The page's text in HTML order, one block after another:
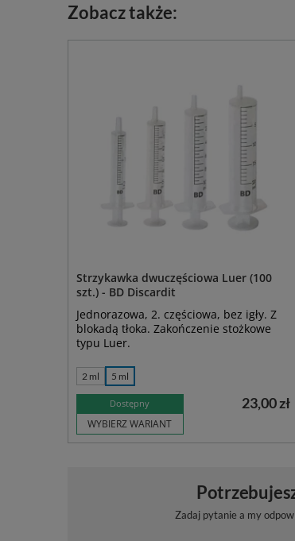
Zobacz także:
Strzykawka dwuczęściowa Luer (100
szt.) - BD Discardit
Jednorazowa, 2. częściowa, bez igły. Z
blokadą tłoka. Zakończenie stożkowe
typu Luer.
2 ml 5 ml
Dostępny
WYBIERZ WARIANT
23,00 zł
Zadaj pytanie a my